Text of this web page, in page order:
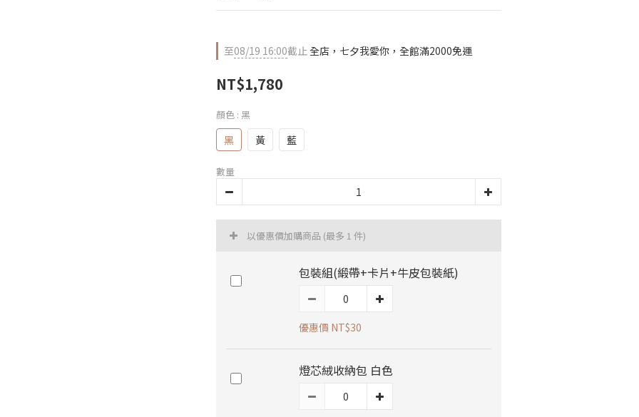
至08/19 16:00截止全店，七夕我愛你，全館滿2000免運
NT$1,780
顏色 : 黑
黑 黃 藍
數量
以優惠價加購商品 (最多 1 件)
包裝組(緞帶+卡片+牛皮包裝紙)
優惠價 NT$30
燈芯絨收納包 白色